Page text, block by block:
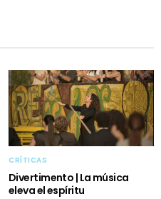
CRÍTICAS
Divertimento | La música
eleva el espíritu